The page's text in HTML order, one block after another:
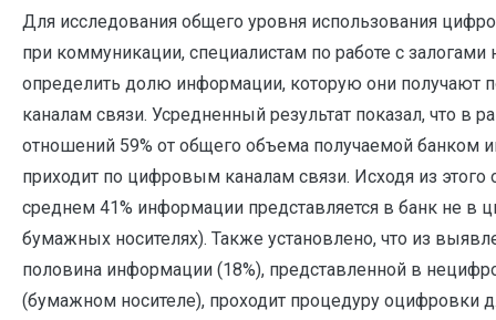
Для исследования общего уровня использования
при коммуникации, специалистам по работе с
определить долю информации, которую они получают
каналам связи. Усредненный результат показал, что в
отношений 59% от общего объема получаемой банком
приходит по цифровым каналам связи. Исходя из этого
среднем 41% информации представляется в банк не в
бумажных носителях). Также установлено, что из
половина информации (18%), представленной в
(бумажном носителе), проходит процедуру оцифровки